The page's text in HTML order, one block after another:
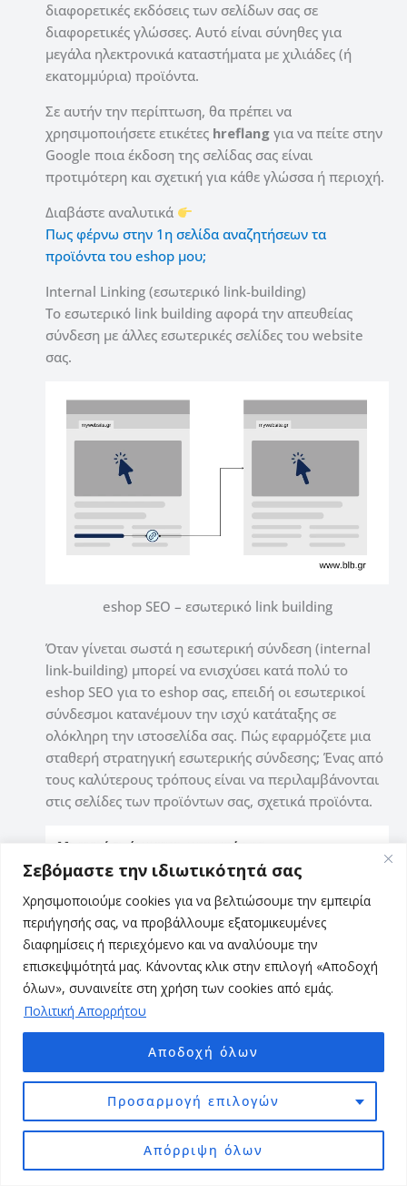
Σεβόμαστε την ιδιωτικότητά σας
Χρησιμοποιούμε cookies για να βελτιώσουμε την εμπειρία
περιήγησής σας, να προβάλλουμε εξατομικευμένες
διαφημίσεις ή περιεχόμενο και να αναλύουμε την
επισκεψιμότητά μας. Κάνοντας κλικ στην επιλογή «Αποδοχή
όλων», συναινείτε στη χρήση των cookies από εμάς.
Πολιτική Απορρήτου
Προσαρμογή επιλογών
Απόρριψη όλων
Αποδοχή όλων
διαφορετικές εκδόσεις των σελίδων σας σε
διαφορετικές γλώσσες. Αυτό είναι σύνηθες για
μεγάλα ηλεκτρονικά καταστήματα με χιλιάδες (ή
εκατομμύρια) προϊόντα.
Σε αυτήν την περίπτωση, θα πρέπει να
χρησιμοποιήσετε ετικέτες hreflang για να πείτε στην
Google ποια έκδοση της σελίδας σας είναι
προτιμότερη και σχετική για κάθε γλώσσα ή περιοχή.
Διαβάστε αναλυτικά
Πως φέρνω στην 1η σελίδα αναζητήσεων τα
προϊόντα του eshop μου;
Internal Linking (εσωτερικό link-building)
Το εσωτερικό link building αφορά την απευθείας
σύνδεση με άλλες εσωτερικές σελίδες του website
σας.
eshop SEO – εσωτερικό link building
Όταν γίνεται σωστά η εσωτερική σύνδεση (internal
link-building) μπορεί να ενισχύσει κατά πολύ το
eshop SEO για το eshop σας, επειδή οι εσωτερικοί
σύνδεσμοι κατανέμουν την ισχύ κατάταξης σε
ολόκληρη την ιστοσελίδα σας. Πώς εφαρμόζετε μια
σταθερή στρατηγική εσωτερικής σύνδεσης; Ένας από
τους καλύτερους τρόπους είναι να περιλαμβάνονται
στις σελίδες των προϊόντων σας, σχετικά προϊόντα.
eshop SEO – σχετικά προϊόντα